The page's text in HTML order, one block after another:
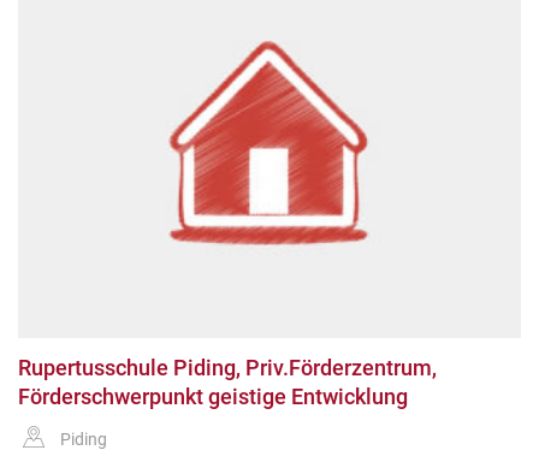
Rupertusschule Piding, Priv.Förderzentrum,
Förderschwerpunkt geistige Entwicklung
Piding